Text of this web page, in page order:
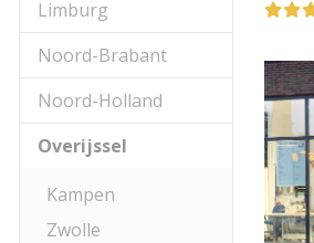
Limburg
Noord-Brabant
Noord-Holland
Overijssel
Kampen
Zwolle